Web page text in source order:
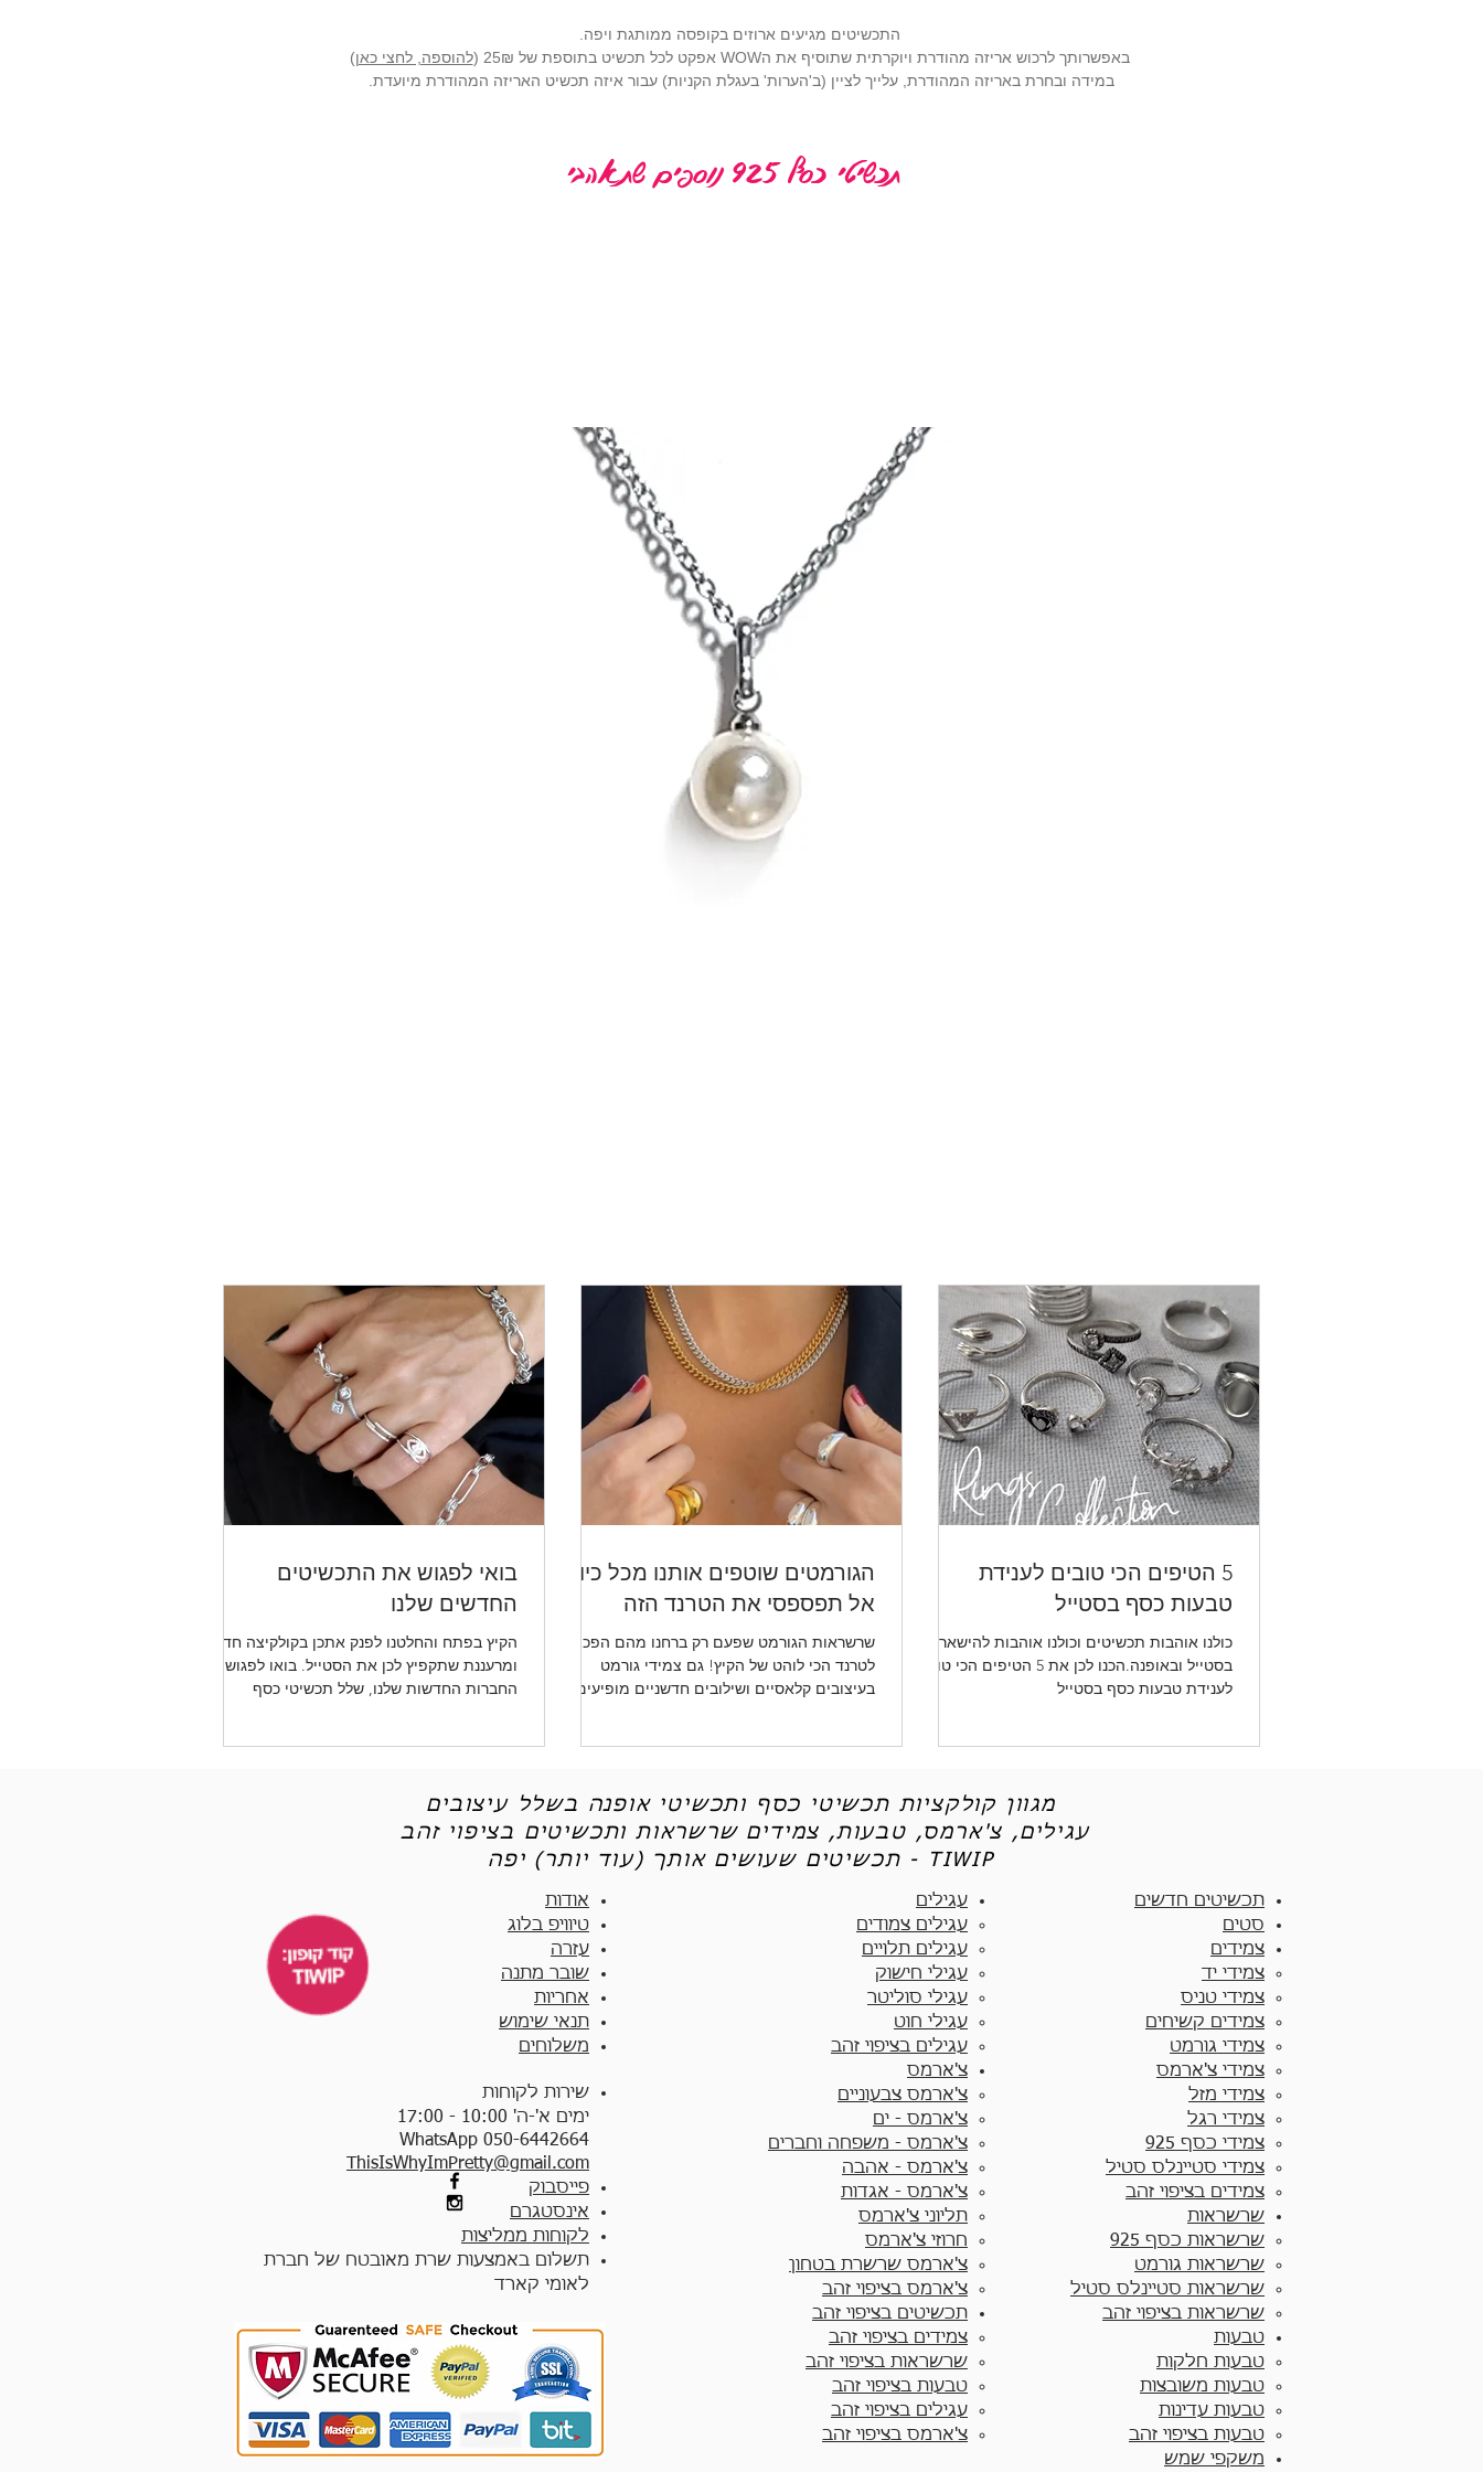
צריכה עזרה?לחצי כאן
התכשיטים מגיעים ארוזים בקופסה ממותגת ויפה.
באפשרותך לרכוש אריזה מהודרת ויוקרתית שתוסיף את הWOW אפקט לכל תכשיט בתוספת של 25₪ (
להוספה, לחצי כאן)
במידה ובחרת באריזה המהודרת, עלייך לציין (ב'הערות' בעגלת הקניות) עבור איזה תכשיט האריזה המהודרת מיועדת.
תכשיטי כסף 925 נוספים שתאהבי
אודט
לני
5 הטיפים הכי טובים לענידת
טבעות כסף בסטייל
כולנו אוהבות תכשיטים וכולנו אוהבות להישאר
בסטייל ובאופנה.הכנו לכן את 5 הטיפים הכי טובים
לענידת טבעות כסף בסטייל
הגורמטים שוטפים אותנו מכל כיוון -
אל תפספסי את הטרנד הזה
שרשראות הגורמט שפעם רק ברחנו מהם הפכו
לטרנד הכי לוהט של הקיץ! גם צמידי גורמט
בעיצובים קלאסיים ושילובים חדשניים מופיעים
בואי לפגוש את התכשיטים
החדשים שלנו
הקיץ בפתח והחלטנו לפנק אתכן בקולקיצה חדשה
ומרעננת שתקפיץ לכן את הסטייל. בואו לפגוש את
החברות החדשות שלנו, שלל תכשיטי כסף
מגוון קולקציות תכשיטי כסף ותכשיטי אופנה בשלל עיצובים
עגילים, צ'ארמס, טבעות, צמידים שרשראות ותכשיטים בציפוי זהב
תכשיטים שעושים אותך (עוד יותר) יפה - TIWIP
אודות
טיוויפ בלוג
עזרה
שובר מתנה
אחריות
תנאי שימוש
משלוחים
שירות לקוחות
ימים א'-ה' 10:00 - 17:00
WhatsApp 050-6442664
ThisIsWhyImPretty@gmail.com
פייסבוק
אינסטגרם
לקוחות ממליצות
תשלום באמצעות שרת מאובטח של חברת
לאומי קארד
עגילים
עגילים צמודים​
עגילים תלויים
עגילי חישוק
עגילי סוליטר
עגילי חוט
עגילים בציפוי זהב
צ'ארמס
צ'ארמס צבעוניים​
צ'ארמס - ים
צ'ארמס - משפחה וחברים
צ'ארמס - אהבה
צ'ארמס - אגדות
תליוני צ'ארמס
חרוזי צ'ארמס
צ'ארמס שרשרת בטחון
צ'ארמס בציפוי זהב
תכשיטים בציפוי זהב
צמידים בציפוי זהב​
שרשראות בציפוי זהב
טבעות בציפוי זהב
עגילים בציפוי זהב
צ'ארמס בציפוי זהב
תכשיטים חדשים
סטים
צמידים
צמידי יד​
צמידי טניס
צמידים קשיחים
צמידי גורמט
צמידי צ'ארמס
צמידי מזל
צמידי רגל
צמידי כסף 925
צמידי סטיינלס סטיל
צמידים בציפוי זהב
שרשראות
שרשראות כסף 925​
שרשראות גורמט
שרשראות סטיינלס סטיל
שרשראות בציפוי זהב
טבעות
טבעות חלקות​
טבעות משובצות
טבעות עדינות
טבעות בציפוי זהב
משקפי שמש